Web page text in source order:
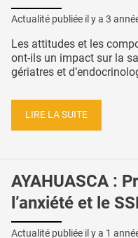
Actualité publiée il y a 3
Les attitudes et les
ont-ils un impact sur la
gériatres et
LIRE LA SUITE
AYAHUASCA :
l’anxiété et le
Actualité publiée il y a 1